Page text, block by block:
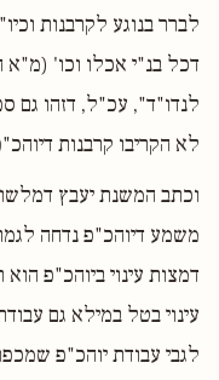
לברר בנוגע לקרבנות
דכל בנ"י אכלו וכו'
לנדו"ד", עכ"ל, דזהו גם
לא הקריבו קרבנות
וכתב המשנת יעבץ
משמע דיוהכ"פ נדחה
דמצות עינוי ביוהכ"פ
עינוי בטל במילא גם
לגבי עבודת יוהכ"פ